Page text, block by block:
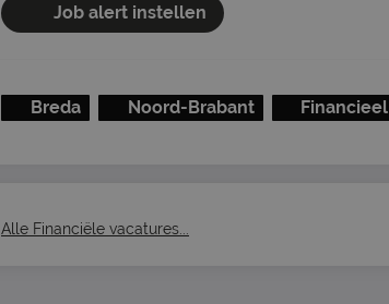
Job alert instellen
Breda Noord-Brabant Financieel
Alle Financiële vacatures...